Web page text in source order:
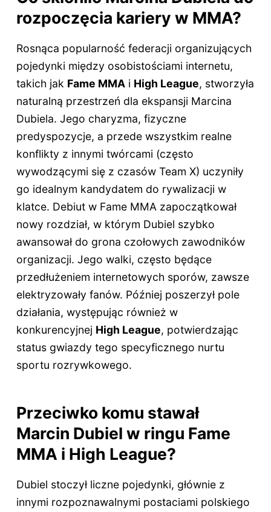
rozpoczęcia kariery w MMA?
Rosnąca popularność federacji organizujących
pojedynki między osobistościami internetu,
takich jak Fame MMAi High League, stworzyła
naturalną przestrzeń dla ekspansji Marcina
Dubiela. Jego charyzma, fizyczne
predyspozycje, a przede wszystkim realne
konflikty z innymi twórcami (często
wywodzącymi się z czasów Team X) uczyniły
go idealnym kandydatem do rywalizacji w
klatce. Debiut w Fame MMA zapoczątkował
nowy rozdział, w którym Dubiel szybko
awansował do grona czołowych zawodników
organizacji. Jego walki, często będące
przedłużeniem internetowych sporów, zawsze
elektryzowały fanów. Później poszerzył pole
działania, występując również w
konkurencyjnej High League, potwierdzając
status gwiazdy tego specyficznego nurtu
sportu rozrywkowego.
Przeciwko komu stawał
Marcin Dubiel w ringu Fame
MMA i High League?
Dubiel stoczył liczne pojedynki, głównie z
innymi rozpoznawalnymi postaciami polskiego